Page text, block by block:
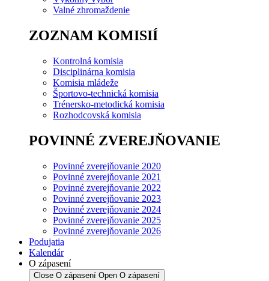
Valné zhromaždenie
ZOZNAM KOMISIÍ
Kontrolná komisia
Disciplinárna komisia
Komisia mládeže
Športovo-technická komisia
Trénersko-metodická komisia
Rozhodcovská komisia
POVINNÉ ZVEREJŇOVANIE
Povinné zverejňovanie 2020
Povinné zverejňovanie 2021
Povinné zverejňovanie 2022
Povinné zverejňovanie 2023
Povinné zverejňovanie 2024
Povinné zverejňovanie 2025
Povinné zverejňovanie 2026
Podujatia
Kalendár
O zápasení
Close O zápasení Open O zápasení